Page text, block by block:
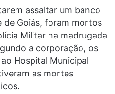
assaltar um banco
de Goiás, foram mortos
Militar na madrugada
a corporação, os
Hospital Municipal
as mortes